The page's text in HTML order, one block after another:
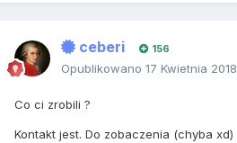
ceberi 156
Opublikowano 17 Kwietnia 2018
Co ci zrobili ?
Kontakt jest. Do zobaczenia (chyba xd)